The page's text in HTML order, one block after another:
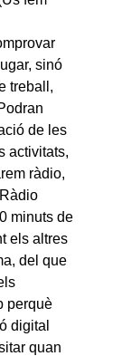
sinó
treball,
de les
activitats,
ràdio,
minuts de
els altres
del que
perquè
digital
quan